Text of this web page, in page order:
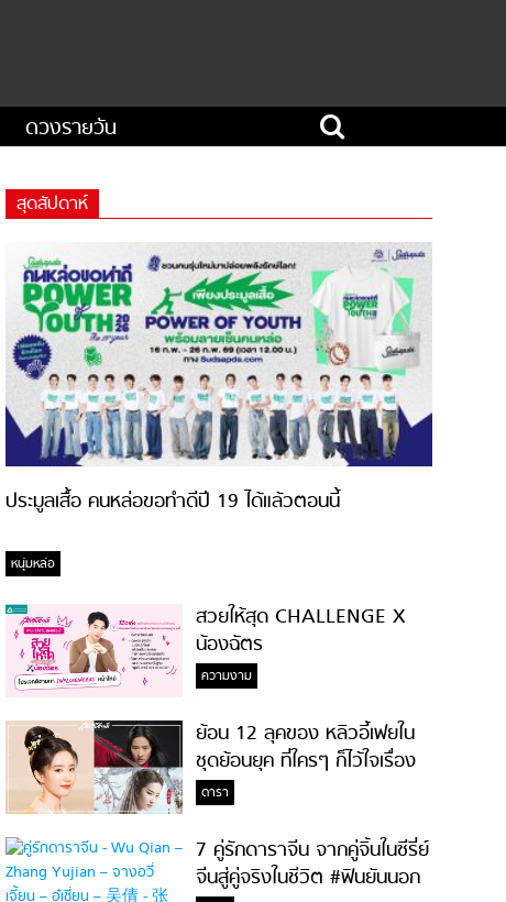
ดวงรายวัน
สุดสัปดาห์
ประมูลเสื้อ คนหล่อขอทำดีปี 19 ได้แล้วตอนนี้
หนุ่มหล่อ
สวยให้สุด CHALLENGE X
น้องฉัตร
ความงาม
ย้อน 12 ลุคของ หลิวอี้เฟยใน
ชุดย้อนยุค ที่ใครๆ ก็ไว้ใจเรื่อง
ความสวย!
ดารา
7 คู่รักดาราจีน จากคู่จิ้นในซีรี่ย์
จีนสู่คู่จริงในชีวิต #ฟินยันนอก